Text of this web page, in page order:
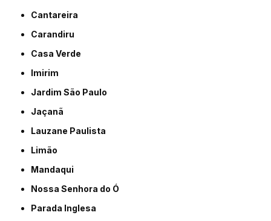
Cantareira
Carandiru
Casa Verde
Imirim
Jardim São Paulo
Jaçanã
Lauzane Paulista
Limão
Mandaqui
Nossa Senhora do Ó
Parada Inglesa